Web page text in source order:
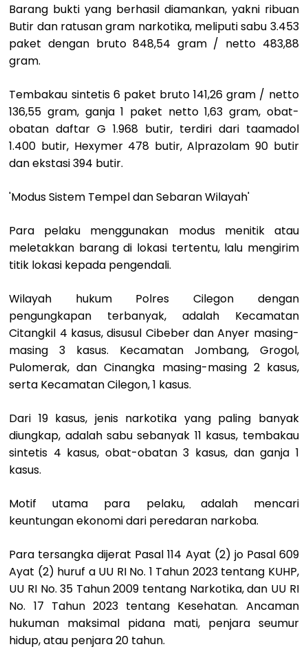
Barang bukti yang berhasil diamankan, yakni ribuan
Butir dan ratusan gram narkotika, meliputi sabu 3.453
paket dengan bruto 848,54 gram / netto 483,88
gram.
Tembakau sintetis 6 paket bruto 141,26 gram / netto
136,55 gram, ganja 1 paket netto 1,63 gram, obat-
obatan daftar G 1.968 butir, terdiri dari taamadol
1.400 butir, Hexymer 478 butir, Alprazolam 90 butir
dan ekstasi 394 butir.
'Modus Sistem Tempel dan Sebaran Wilayah'
Para pelaku menggunakan modus menitik atau
meletakkan barang di lokasi tertentu, lalu mengirim
titik lokasi kepada pengendali.
Wilayah hukum Polres Cilegon dengan
pengungkapan terbanyak, adalah Kecamatan
Citangkil 4 kasus, disusul Cibeber dan Anyer masing-
masing 3 kasus. Kecamatan Jombang, Grogol,
Pulomerak, dan Cinangka masing-masing 2 kasus,
serta Kecamatan Cilegon, 1 kasus.
Dari 19 kasus, jenis narkotika yang paling banyak
diungkap, adalah sabu sebanyak 11 kasus, tembakau
sintetis 4 kasus, obat-obatan 3 kasus, dan ganja 1
kasus.
Motif utama para pelaku, adalah mencari
keuntungan ekonomi dari peredaran narkoba.
Para tersangka dijerat Pasal 114 Ayat (2) jo Pasal 609
Ayat (2) huruf a UU RI No. 1 Tahun 2023 tentang KUHP,
UU RI No. 35 Tahun 2009 tentang Narkotika, dan UU RI
No. 17 Tahun 2023 tentang Kesehatan. Ancaman
hukuman maksimal pidana mati, penjara seumur
hidup, atau penjara 20 tahun.